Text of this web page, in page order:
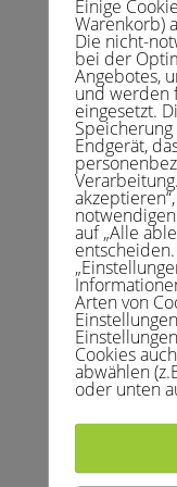
Einige
Warenkorb)
Die nicht-
bei der
Angebotes,
und werden
eingesetzt.
Endgerät,
auf „Alle
Arten von
Cookies
abwählen
oder unten